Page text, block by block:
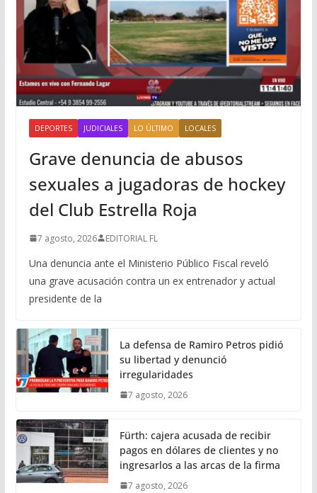
DEPORTES JUDICIALES LO ÚLTIMO LOCALES
Grave denuncia de abusos
sexuales a jugadoras de hockey
del Club Estrella Roja
7 agosto, 2026 EDITORIAL FL
Una denuncia ante el Ministerio Público Fiscal reveló
una grave acusación contra un ex entrenador y actual
presidente de la
La defensa de Ramiro Petros pidió
su libertad y denunció
irregularidades
7 agosto, 2026
Fürth: cajera acusada de recibir
pagos en dólares de clientes y no
ingresarlos a las arcas de la firma
7 agosto, 2026